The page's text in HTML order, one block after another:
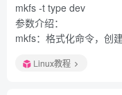
mkfs -t type dev
参数介绍：
mkfs：格式化命令，创
Linux教程